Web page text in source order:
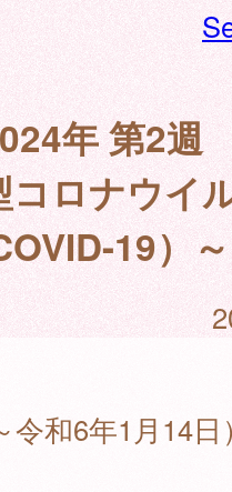
年 第2週
コロナウイ
19）～
令和6年1月14日